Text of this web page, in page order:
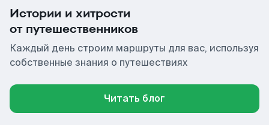
Истории и хитрости
от путешественников
Каждый день строим маршруты для вас, используя
собственные знания о путешествиях
Читать блог